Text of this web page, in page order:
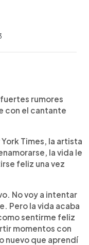
rumores
con el cantante
Times, la artista
la vida le
feliz una vez
No voy a intentar
Pero la vida acaba
sentirme feliz
momentos con
nuevo que aprendí